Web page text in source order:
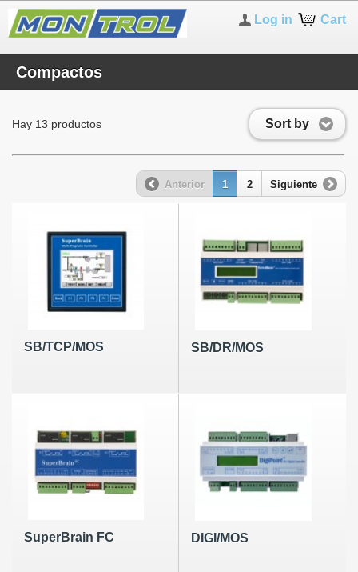
Cart
Log in
Compactos
Sort by
Hay 13 productos
Anterior 1 2 Siguiente
SB/TCP/MOS SB/DR/MOS
SuperBrain FC DIGI/MOS